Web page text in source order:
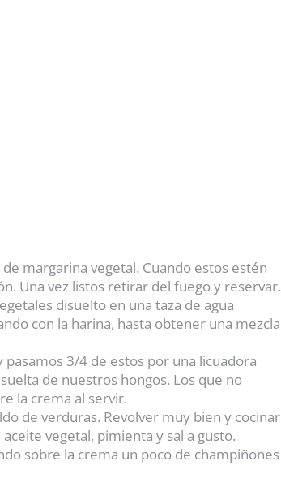
margarina vegetal. Cuando estos estén
Una vez listos retirar del fuego y reservar.
disuelto en una taza de agua
con la harina, hasta obtener una mezcla
3/4 de estos por una licuadora
de nuestros hongos. Los que no
la crema al servir.
de verduras. Revolver muy bien y cocinar
vegetal, pimienta y sal a gusto.
sobre la crema un poco de champiñones